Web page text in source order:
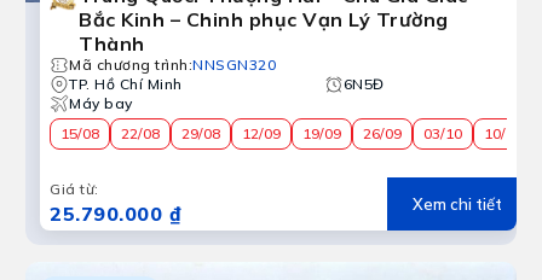
Bắc Kinh – Chinh phục Vạn Lý Trường
Thành
Mã chương trình:NNSGN320
TP. Hồ Chí Minh
6N5Đ
Máy bay
15/08
22/08 29/08 12/09 19/09 26/09 03/10 10/10
Giá từ:
25.790.000 ₫ Xem chi tiết